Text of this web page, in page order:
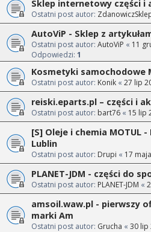
Sklep internetowy części i
Ostatni post autor:
AutoViP - Sklep z
Ostatni post autor: AutoViP « 11
Odpowiedzi: 1
Kosmetyki samochodowe
Ostatni post autor: Konik « 27 lip
reiski.eparts.pl – części i
Ostatni post autor: bart76 « 15 lip
[S] Oleje i chemia MOTUL
Lublin
Ostatni post autor: Drupi « 17
PLANET-JDM - części do
Ostatni post autor: PLANET-JDM «
amsoil.waw.pl - pierwszy
marki Am
Ostatni post autor: Grucha « 30 lip